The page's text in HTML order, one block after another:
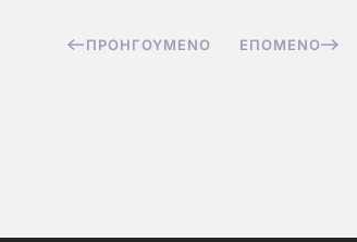
ΠΡΟΗΓΟΎΜΕΝΟ ΕΠΌΜΕΝΟ